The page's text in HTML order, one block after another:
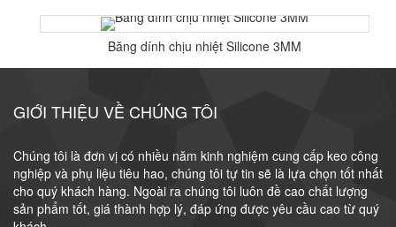
Băng dính chịu nhiệt Silicone 3MM
GIỚI THIỆU VỀ CHÚNG TÔI
Chúng tôi là đơn vị có nhiều năm kinh nghiệm cung cấp keo công
nghiệp và phụ liệu tiêu hao, chúng tôi tự tin sẽ là lựa chọn tốt nhất
cho quý khách hàng. Ngoài ra chúng tôi luôn đề cao chất lượng
sản phẩm tốt, giá thành hợp lý, đáp ứng được yêu cầu cao từ quý